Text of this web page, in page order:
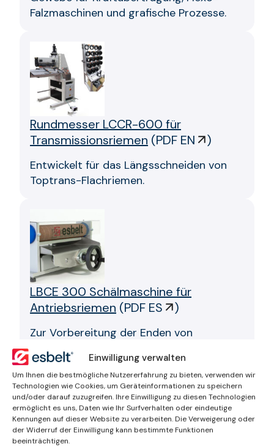
Einwilligung verwalten
Um Ihnen die bestmögliche Nutzererfahrung zu bieten, verwenden wir
Technologien wie Cookies, um Geräteinformationen zu speichern
und/oder darauf zuzugreifen. Ihre Einwilligung zu diesen Technologien
ermöglicht es uns, Daten wie Ihr Surfverhalten oder eindeutige
Kennungen auf dieser Website zu verarbeiten. Die Verweigerung oder
der Widerruf der Einwilligung kann bestimmte Funktionen
beeinträchtigen.
Falzmaschinen und grafische Prozesse.
Rundmesser LCCR-600 für
Transmissionsriemen (PDF EN )
Entwickelt für das Längsschneiden von
Toptrans-Flachriemen.
LBCE 300 Schälmaschine für
Antriebsriemen (PDF ES )
Zur Vorbereitung der Enden von
Flachriemen, der Abschrägungswinkel ist
je nach zu vulkanisierendem Riementyp
einstellbar. Sehr einfach zu bedienen, ideal
sowohl für Werkstätten als auch für das
Spleißen vor Ort.